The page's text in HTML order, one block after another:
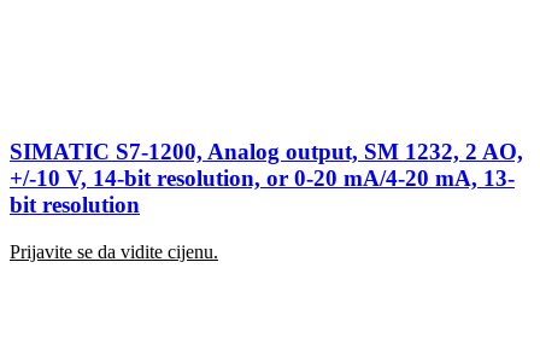
SIMATIC S7-1200, Analog output, SM 1232, 2 AO,
+/-10 V, 14-bit resolution, or 0-20 mA/4-20 mA, 13-
bit resolution
Prijavite se da vidite cijenu.